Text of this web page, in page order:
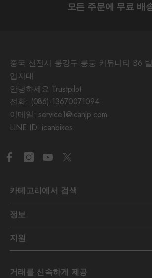
모든 주문에 무료 배
중국 선전시 룽강구 룽둥 커뮤니티 B6
업지대
안녕하세요 Trustpilot
전화: (086)-13670071094
이메일: service1@icanjp.com
LINE ID: icanbikes
카테고리에서 검색
정보
지원
거래를 신속하게 제공